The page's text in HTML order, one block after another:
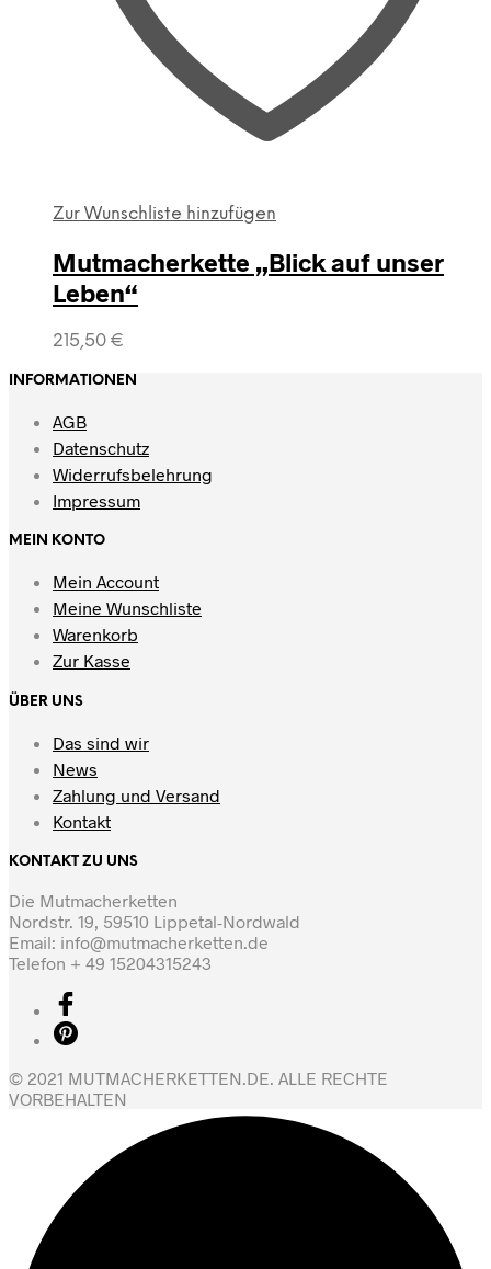
Zur Wunschliste hinzufügen
Mutmacherkette „Blick auf unser
Leben“
215,50 €
INFORMATIONEN
AGB
Datenschutz
Widerrufsbelehrung
Impressum
MEIN KONTO
Mein Account
Meine Wunschliste
Warenkorb
Zur Kasse
ÜBER UNS
Das sind wir
News
Zahlung und Versand
Kontakt
KONTAKT ZU UNS
Die Mutmacherketten
Nordstr. 19, 59510 Lippetal-Nordwald
Email: info@mutmacherketten.de
Telefon + 49 15204315243
© 2021 MUTMACHERKETTEN.DE. ALLE RECHTE
VORBEHALTEN